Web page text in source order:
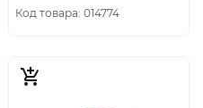
Код товара: 014774